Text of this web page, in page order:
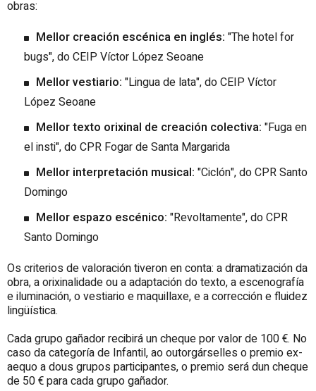
obras:
Mellor creación escénica en inglés: "The hotel for
bugs", doCEIP Víctor López Seoane
Mellor vestiario: "Lingua de lata", doCEIP Víctor
López Seoane
Mellor texto orixinal de creación colectiva: "Fuga en
el insti", doCPR Fogar de Santa Margarida
Mellor interpretación musical: "Ciclón", doCPR Santo
Domingo
Mellor espazo escénico: "Revoltamente", doCPR
Santo Domingo
Os criterios de valoración tiveron en conta: a dramatización da
obra, a orixinalidade ou a adaptación do texto, a escenografía
e iluminación, o vestiario e maquillaxe, e a corrección e fluidez
lingüística.
Cada grupo gañador recibirá un cheque por valor de 100 €. No
caso da categoría de Infantil, ao outorgárselles o premio ex-
aequo a dous grupos participantes, o premio será dun cheque
de 50 € para cada grupo gañador.